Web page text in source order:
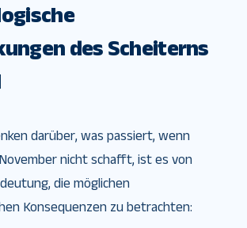
des Scheiterns
darüber, was passiert, wenn
nicht schafft, ist es von
die möglichen
Konsequenzen zu betrachten: